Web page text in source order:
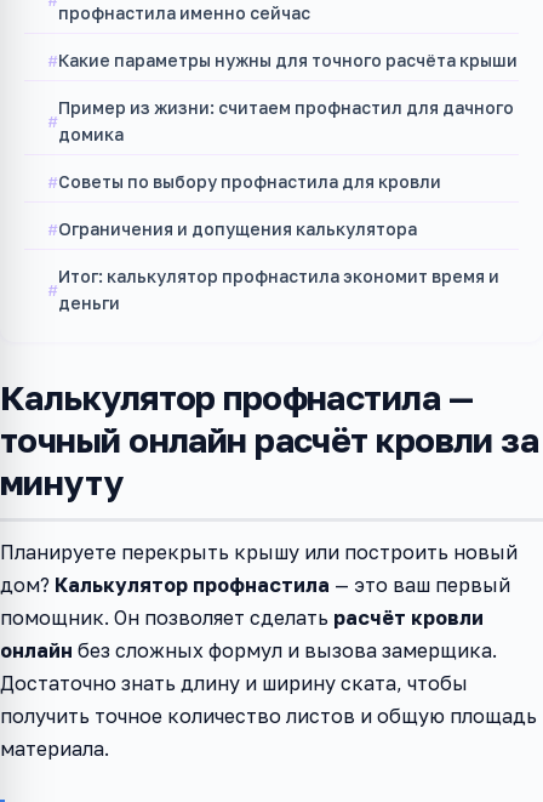
профнастила именно сейчас
Какие параметры нужны для точного расчёта крыши
Пример из жизни: считаем профнастил для дачного
домика
Советы по выбору профнастила для кровли
Ограничения и допущения калькулятора
Итог: калькулятор профнастила экономит время и
деньги
Калькулятор профнастила —
точный онлайн расчёт кровли за
минуту
Планируете перекрыть крышу или построить новый
дом? Калькулятор профнастила — это ваш первый
помощник. Он позволяет сделать расчёт кровли
онлайн без сложных формул и вызова замерщика.
Достаточно знать длину и ширину ската, чтобы
получить точное количество листов и общую площадь
материала.